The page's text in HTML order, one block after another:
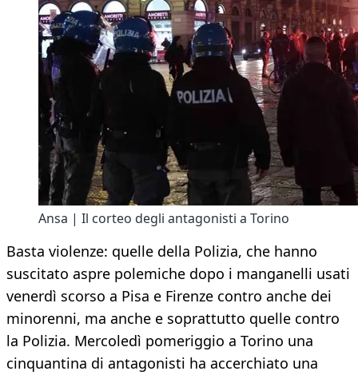
Ansa | Il corteo degli antagonisti a Torino
Basta violenze: quelle della Polizia, che hanno
suscitato aspre polemiche dopo i manganelli usati
venerdì scorso a Pisa e Firenze contro anche dei
minorenni, ma anche e soprattutto quelle contro
la Polizia. Mercoledì pomeriggio a Torino una
cinquantina di antagonisti ha accerchiato una